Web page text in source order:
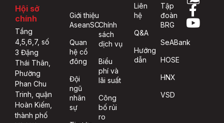
Hội sở
chính
Tầng
4,5,6,7, số
3 Đặng
Thái Thân,
Phường
Phan Chu
Trinh, quận
Hoàn Kiếm,
thành phố
Giới thiệu
AseanSC
Quan
hệ cổ
đông
Đội
ngũ
nhân
sự
Chính
sách
dịch vụ
Biểu
phí và
lãi suất
Công
bố rủi
ro
Liên
hệ
Q&A
Hướng
dẫn
Tập
đoàn
BRG
SeABank
HOSE
HNX
VSD